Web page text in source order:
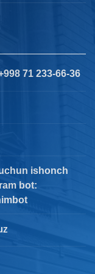
71 233-66-36
ishonch
bot: